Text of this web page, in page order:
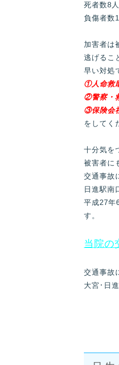
死者数8
負傷者数
加害者は
逃げるこ
早い対処
①人命救
②警察・
③保険会
をしてく
十分気を
被害者に
交通事故
日進駅南
平成27年
す。
当院の
交通事故
大宮･日